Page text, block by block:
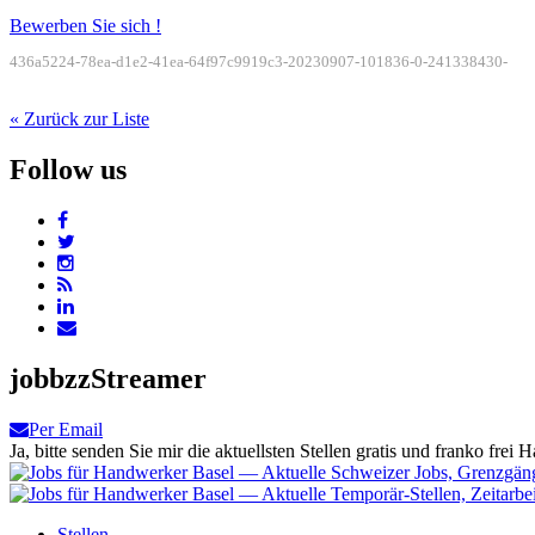
Bewerben Sie sich !
436a5224-78ea-d1e2-41ea-64f97c9919c3-20230907-101836-0-241338430-
« Zurück zur Liste
Follow us
jobbzzStreamer
Per Email
Ja, bitte senden Sie mir die aktuellsten Stellen gratis und franko frei